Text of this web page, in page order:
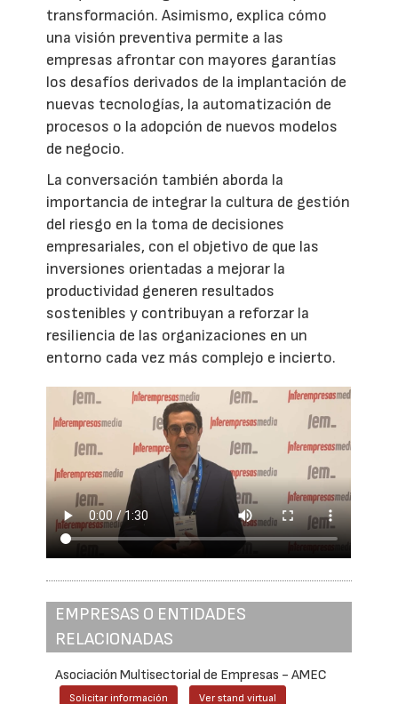
transformación. Asimismo, explica cómo
una visión preventiva permite a las
empresas afrontar con mayores garantías
los desafíos derivados de la implantación de
nuevas tecnologías, la automatización de
procesos o la adopción de nuevos modelos
de negocio.
La conversación también aborda la
importancia de integrar la cultura de gestión
del riesgo en la toma de decisiones
empresariales, con el objetivo de que las
inversiones orientadas a mejorar la
productividad generen resultados
sostenibles y contribuyan a reforzar la
resiliencia de las organizaciones en un
entorno cada vez más complejo e incierto.
EMPRESAS O ENTIDADES
RELACIONADAS
Asociación Multisectorial de Empresas - AMEC
Solicitar información Ver stand virtual